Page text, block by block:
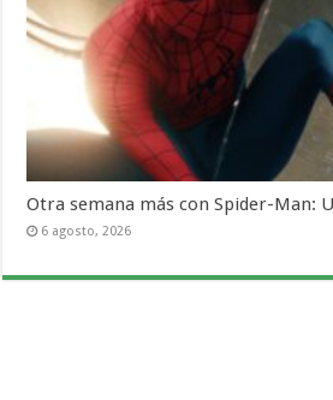
Otra semana más con Spider-Man:
6 agosto, 2026